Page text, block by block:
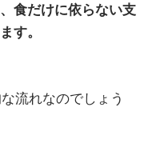
食だけに依らない支
す。
流れなのでしょう